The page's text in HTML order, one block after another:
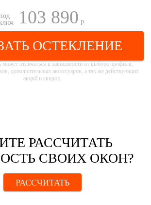
103 890 р.
ОСТЕКЛЕНИЕ
может отличаться в зависимости от выбора профиля,
дополнительных аксессуаров, а так же действующих
акций и скидок.
РАССЧИТАТЬ
СВОИХ ОКОН?
РАССЧИТАТЬ